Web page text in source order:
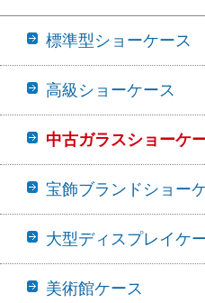
標準型ショーケース
高級ショーケース
中古ガラスショーケ
宝飾ブランドショー
大型ディスプレイケ
美術館ケース